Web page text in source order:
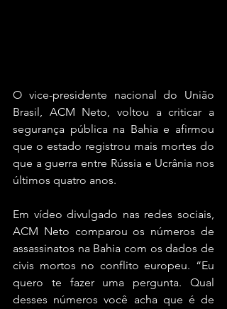
O vice-presidente nacional do União
Brasil, ACM Neto, voltou a criticar a
segurança pública na Bahia e afirmou
que o estado registrou mais mortes do
que a guerra entre Rússia e Ucrânia nos
últimos quatro anos.
Em vídeo divulgado nas redes sociais,
ACM Neto comparou os números de
assassinatos na Bahia com os dados de
civis mortos no conflito europeu. “Eu
quero te fazer uma pergunta. Qual
desses números você acha que é de